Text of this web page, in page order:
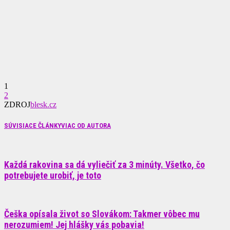
1
2
ZDROJblesk.cz
SÚVISIACE ČLÁNKYVIAC OD AUTORA
Každá rakovina sa dá vyliečiť za 3 minúty. Všetko, čo
potrebujete urobiť, je toto
Češka opísala život so Slovákom: Takmer vôbec mu
nerozumiem! Jej hlášky vás pobavia!